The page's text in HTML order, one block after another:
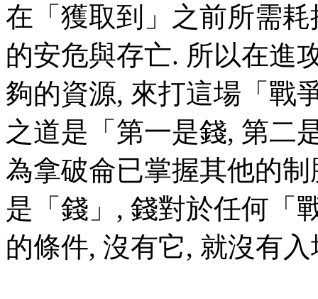
在「獲取到」之前所需
的安危與存亡. 所以在進
夠的資源, 來打這場「戰
之道是「第一是錢, 第二
為拿破侖已掌握其他的
是「錢」, 錢對於任何「
的條件, 沒有它, 就沒有